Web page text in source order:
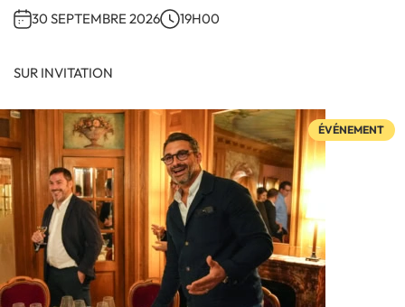
30 SEPTEMBRE 2026 19H00
SUR INVITATION
ÉVÉNEMENT